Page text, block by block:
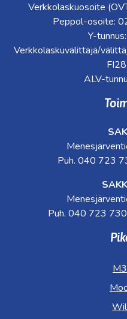
Verkkolaskuosoite
Peppol-osoite:
Y-
Verkkolaskuvälittäjä/
ALV-
Puh. 040 723
Puh. 040 723